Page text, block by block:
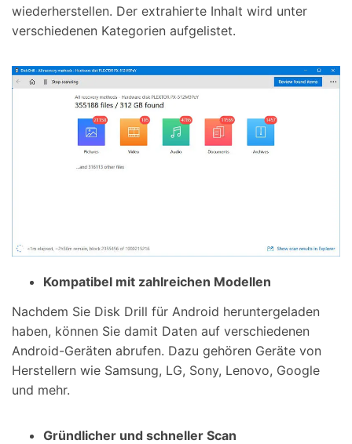
wiederherstellen. Der extrahierte Inhalt wird unter
verschiedenen Kategorien aufgelistet.
Kompatibel mit zahlreichen Modellen
Nachdem Sie Disk Drill für Android heruntergeladen
haben, können Sie damit Daten auf verschiedenen
Android-Geräten abrufen. Dazu gehören Geräte von
Herstellern wie Samsung, LG, Sony, Lenovo, Google
und mehr.
Gründlicher und schneller Scan